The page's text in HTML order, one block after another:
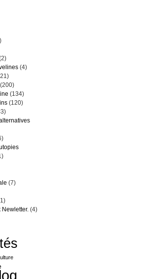
(4)
(134)
(120)
(7)
Newletter.(4)